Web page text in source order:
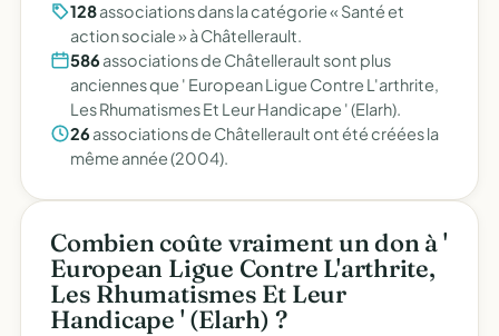
128associations dans la catégorie « Santé et
action sociale » à Châtellerault.
586 associations de Châtellerault sont plus
anciennes que ' European Ligue Contre L'arthrite,
Les Rhumatismes Et Leur Handicape ' (Elarh).
26 associations de Châtellerault ont été créées la
même année (2004).
Combien coûte vraiment un don à '
European Ligue Contre L'arthrite,
Les Rhumatismes Et Leur
Handicape ' (Elarh) ?